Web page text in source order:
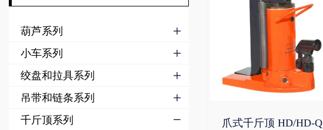
葫芦系列 
小车系列 
绞盘和拉具系列 
吊带和链条系列 
千斤顶系列  爪式千斤顶 HD/HD-Q